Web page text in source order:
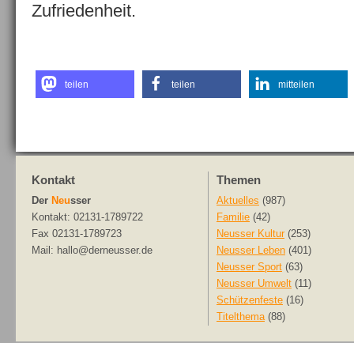
Zufriedenheit.
teilen teilen mitteilen
Kontakt
Der Neusser
Kontakt: 02131-1789722
Fax 02131-1789723
Mail: hallo@derneusser.de
Themen
Aktuelles (987)
Familie (42)
Neusser Kultur (253)
Neusser Leben (401)
Neusser Sport (63)
Neusser Umwelt (11)
Schützenfeste (16)
Titelthema(88)